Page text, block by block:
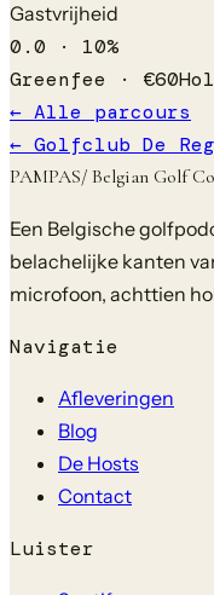
Gastvrijheid
0.0 · 10%
Greenfee · €60
← Alle parcours
← Golfclub De
PAMPAS/ Belgian Golf
Een Belgische
belachelijke kanten
microfoon, achttien
Navigatie
Afleveringen
Blog
De Hosts
Contact
Luister